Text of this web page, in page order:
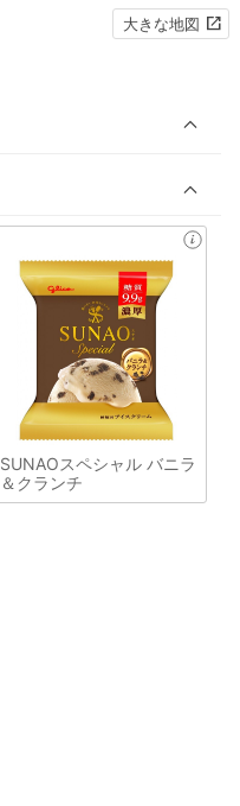
大きな地図
SUNAOスペシャル バニラ
＆クランチ